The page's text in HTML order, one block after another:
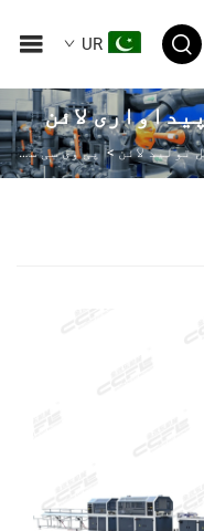
UR
لائن
تولید لائن> پی وی سی سیلنگ پینل پیداواری لائن